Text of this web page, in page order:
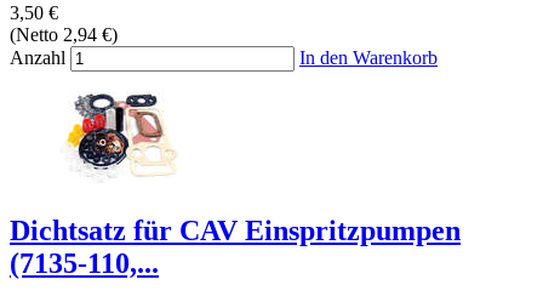
3,50 €
(Netto 2,94 €)
Anzahl
In den Warenkorb
Dichtsatz für CAV Einspritzpumpen
(7135-110,...